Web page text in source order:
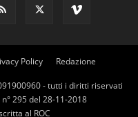
Policy Redazione
- tutti i diritti riservati
295 del 28-11-2018
al ROC